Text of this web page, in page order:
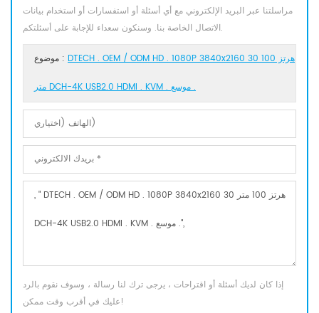
مراسلتنا عبر البريد الإلكتروني مع أي أسئلة أو استفسارات أو استخدام بيانات
الاتصال الخاصة بنا. وسنكون سعداء للإجابة على أسئلتكم.
موضوع : DTECH . OEM / ODM HD . 1080P 3840x2160 30 هرتز 100
متر DCH-4K USB2.0 HDMI . KVM . موسع .
إذا كان لديك أسئلة أو اقتراحات ، يرجى ترك لنا رسالة ، وسوف نقوم بالرد
عليك في أقرب وقت ممكن!